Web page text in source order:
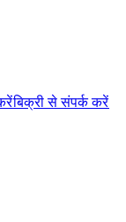
बिक्री से संपर्क करें​​